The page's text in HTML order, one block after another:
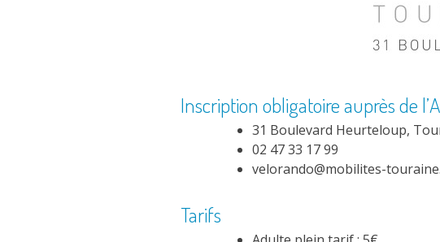
Inscription obligatoire auprès de l’
31 Boulevard Heurteloup,
02 47 33 17 99
velorando@mobilites-
Tarifs